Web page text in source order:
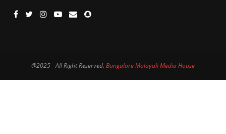
@2025 - All Right Reserved. Bangalore Malayali Media House